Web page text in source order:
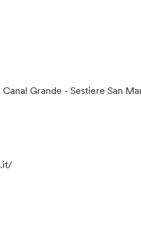
Grande - Sestiere San